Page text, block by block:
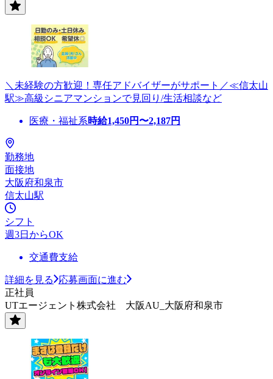
＼未経験の方歓迎！専任アドバイザーがサポート／≪信太山
駅≫高級シニアマンションで見回り/生活相談など
医療・福祉系時給1,450円〜2,187円
勤務地
面接地
大阪府和泉市
信太山駅
シフト
週3日からOK
交通費支給
詳細を見る
応募画面に進む
正社員
UTエージェント株式会社 大阪AU_大阪府和泉市